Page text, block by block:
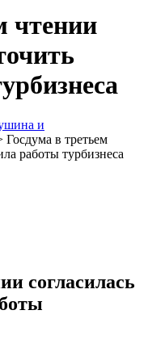
чтении
и
Госдума в третьем
работы турбизнеса
согласилась